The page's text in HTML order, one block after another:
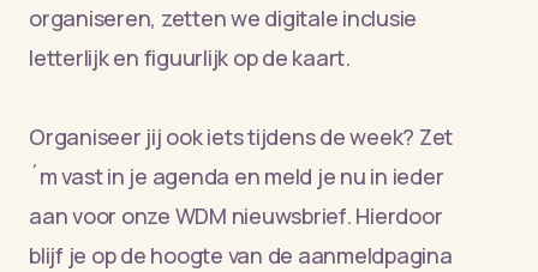
organiseren, zetten we digitale inclusie
letterlijk en figuurlijk op de kaart.
Organiseer jij ook iets tijdens de week? Zet
´m vast in je agenda en meld je nu in ieder
aan voor onze WDM nieuwsbrief. Hierdoor
blijf je op de hoogte van de aanmeldpagina